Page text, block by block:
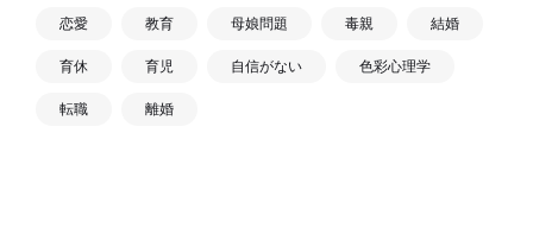
恋愛 教育 母娘問題 毒親 結婚
育休 育児 自信がない 色彩心理学
転職 離婚